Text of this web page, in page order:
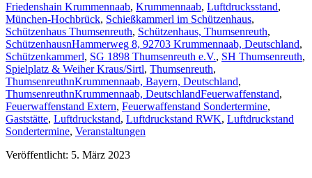
Friedenshain Krummennaab, Krummennaab, Luftdrucksstand,
München-Hochbrück, Schießkammerl im Schützenhaus,
Schützenhaus Thumsenreuth, Schützenhaus, Thumsenreuth,
SchützenhausnHammerweg 8, 92703 Krummennaab, Deutschland,
Schützenkammerl, SG 1898 Thumsenreuth e.V., SH Thumsenreuth,
Spielplatz & Weiher Kraus/Sirtl, Thumsenreuth,
ThumsenreuthnKrummennaab, Bayern, Deutschland,
ThumsenreuthnKrummennaab, DeutschlandFeuerwaffenstand,
Feuerwaffenstand Extern, Feuerwaffenstand Sondertermine,
Gaststätte, Luftdruckstand, Luftdruckstand RWK, Luftdruckstand
Sondertermine, Veranstaltungen
Veröffentlicht: 5. März 2023